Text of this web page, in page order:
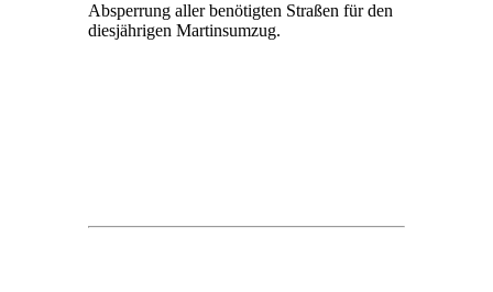
Absperrung aller benötigten Straßen für den
diesjährigen Martinsumzug.